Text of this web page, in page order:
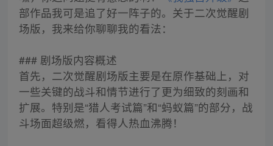
部作品我可是追了好一阵子的。关于二次觉醒剧
场版，我来给你聊聊我的看法：
### 剧场版内容概述
首先，二次觉醒剧场版主要是在原作基础上，对
一些关键的战斗和情节进行了更为细致的刻画和
扩展。特别是“猎人考试篇”和“蚂蚁篇”的部分，战
斗场面超级燃，看得人热血沸腾！